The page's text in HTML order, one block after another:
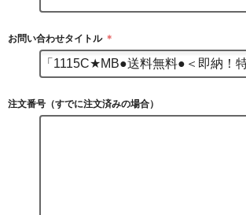
お問い合わせタイトル ＊
注文番号（すでに注文済みの場合）